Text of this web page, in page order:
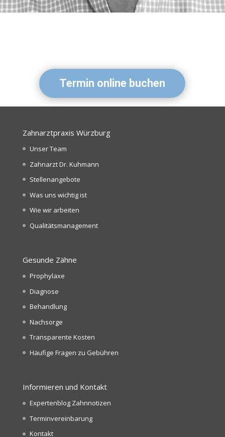
Termin online buchen
Zahnarztpraxis Würzburg
Unser Team
Zahnarzt Dr. Kuhmann
Stellenangebote
Was uns wichtig ist
Wie wir arbeiten
Qualitätsmanagement
Gesunde Zähne
Prophylaxe
Diagnose
Behandlung
Nachsorge
Transparente Kosten
Häufige Fragen zu Gebühren
Informieren und Kontakt
Expertenblog Zahnnotizen
Terminvereinbarung
Kontakt